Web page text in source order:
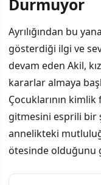
Durmuyor
Ayrılığından bu
gösterdiği ilgi ve
devam eden Akil,
kararlar almaya
Çocuklarının
gitmesini esprili bir
annelikteki
ötesinde olduğunu